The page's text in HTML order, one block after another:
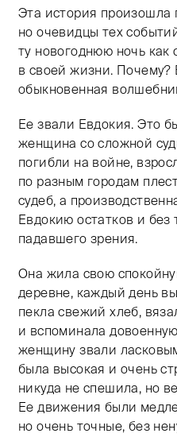
Эта история произошла
но очевидцы тех
ту новогоднюю ночь
в своей жизни. Почему?
обыкновенная
Ее звали Евдокия. Это
женщина со сложной
погибли на войне,
по разным городам
судеб, а
Евдокию остатков и без
падавшего зрения.
Она жила свою
деревне, каждый день
пекла свежий хлеб,
и вспоминала
женщину звали
была высокая и очень
никуда не спешила, но
Ее движения были
но очень точные, без